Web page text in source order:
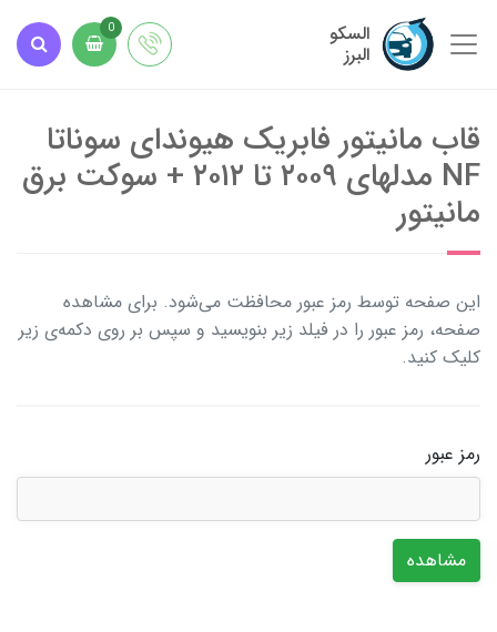
السکو
البرز
0
قاب مانیتور فابریک هیوندای سوناتا
NF مدلهای ۲۰۰۹ تا ۲۰۱۲ + سوکت برق
مانیتور
این صفحه توسط رمز عبور محافظت می‌شود. برای مشاهده
صفحه، رمز عبور را در فیلد زیر بنویسید و سپس بر روی دکمه‌ی زیر
کلیک کنید.
رمز عبور
مشاهده